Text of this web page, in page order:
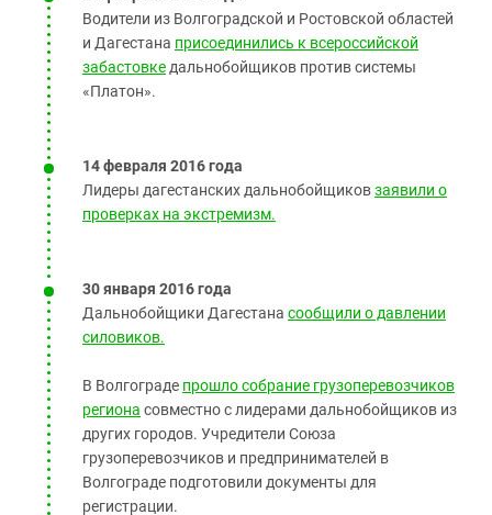
Водители из Волгоградской и Ростовской областей
и Дагестана присоединились к всероссийской
забастовкедальнобойщиков против системы
«Платон».
14 февраля 2016 года
Лидеры дагестанских дальнобойщиковзаявили о
проверках на экстремизм.
30 января 2016 года
Дальнобойщики Дагестана сообщили о давлении
силовиков.
В Волгограде прошло собрание грузоперевозчиков
региона совместно с лидерами дальнобойщиков из
других городов. Учредители Союза
грузоперевозчиков и предпринимателей в
Волгограде подготовили документы для
регистрации.